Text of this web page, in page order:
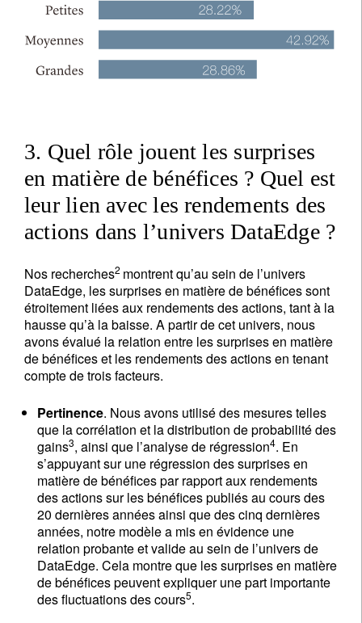
3. Quel rôle jouent les surprises
en matière de bénéfices ? Quel est
leur lien avec les rendements des
actions dans l’univers DataEdge ?
Nos recherches2 montrent qu’au sein de l’univers
DataEdge, les surprises en matière de bénéfices sont
étroitement liées aux rendements des actions, tant à la
hausse qu’à la baisse. A partir de cet univers, nous
avons évalué la relation entre les surprises en matière
de bénéfices et les rendements des actions en tenant
compte de trois facteurs.
Pertinence. Nous avons utilisé des mesures telles
que la corrélation et la distribution de probabilité des
gains3, ainsi que l’analyse de régression4. En
s’appuyant sur une régression des surprises en
matière de bénéfices par rapport aux rendements
des actions sur les bénéfices publiés au cours des
20 dernières années ainsi que des cinq dernières
années, notre modèle a mis en évidence une
relation probante et valide au sein de l’univers de
DataEdge. Cela montre que les surprises en matière
de bénéfices peuvent expliquer une part importante
des fluctuations des cours5.